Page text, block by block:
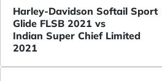
Harley-Davidson Softail Sport
Glide FLSB 2021 vs
Indian Super Chief Limited
2021